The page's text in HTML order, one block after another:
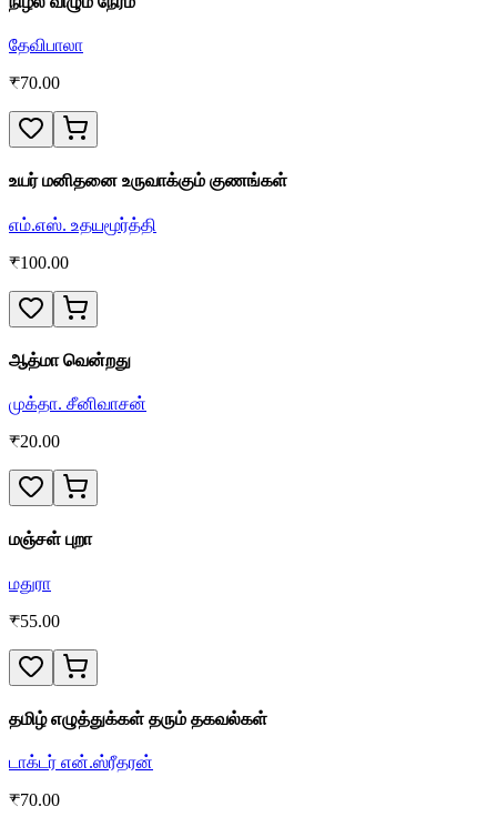
தேவிபாலா
₹70.00
உயர் மனிதனை உருவாக்கும் குணங்கள்
எம்.எஸ். உதயமூர்த்தி
₹100.00
ஆத்மா வென்றது
முக்தா. சீனிவாசன்
₹20.00
மஞ்சள் புறா
மதுரா
₹55.00
தமிழ் எழுத்துக்கள் தரும் தகவல்கள்
டாக்டர் என்.ஸ்ரீதரன்
₹70.00